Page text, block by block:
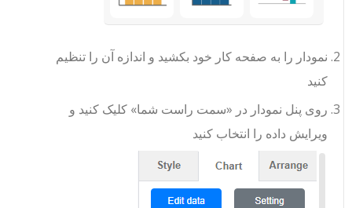
نمودار را به صفحه کار خود بکشید و اندازه آن را تنظیم
کنید
روی پنل نمودار در «سمت راست شما» کلیک کنید و
ویرایش داده را انتخاب کنید